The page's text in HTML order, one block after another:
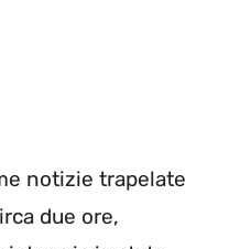
notizie trapelate
due ore,